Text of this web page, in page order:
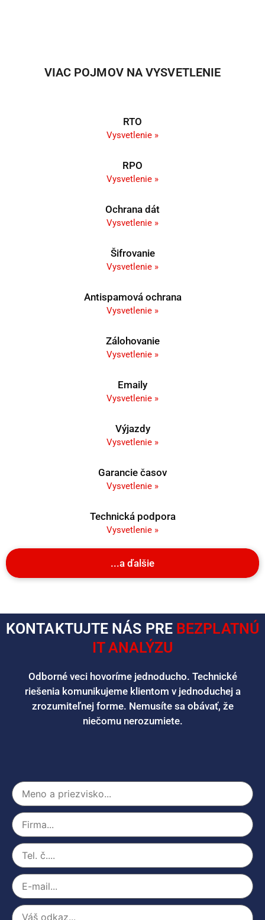
VIAC POJMOV NA VYSVETLENIE
RTO
Vysvetlenie »
RPO
Vysvetlenie »
Ochrana dát
Vysvetlenie »
Šifrovanie
Vysvetlenie »
Antispamová ochrana
Vysvetlenie »
Zálohovanie
Vysvetlenie »
Emaily
Vysvetlenie »
Výjazdy
Vysvetlenie »
Garancie časov
Vysvetlenie »
Technická podpora
Vysvetlenie »
...a ďalšie
KONTAKTUJTE NÁS PRE BEZPLATNÚ
IT ANALÝZU
Odborné veci hovoríme jednoducho. Technické
riešenia komunikujeme klientom v jednoduchej a
zrozumiteľnej forme. Nemusíte sa obávať, že
niečomu nerozumiete.